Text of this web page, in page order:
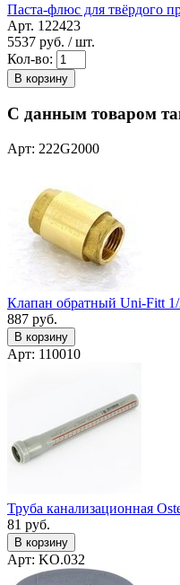
Паста-флюс для твёрдого
Арт. 122423
5537 руб. / шт.
Кол-во:
В корзину
С данным товаром
Арт: 222G2000
Клапан обратный Uni-Fitt
887 руб.
В корзину
Арт: 110010
Труба канализационная
81 руб.
В корзину
Арт: KO.032